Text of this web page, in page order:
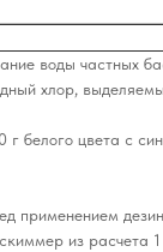
воды частных
хлор,
г белого цвета с
применением
из расчета